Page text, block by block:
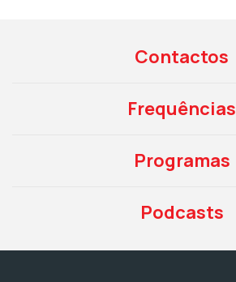
Contactos
Frequências
Programas
Podcasts